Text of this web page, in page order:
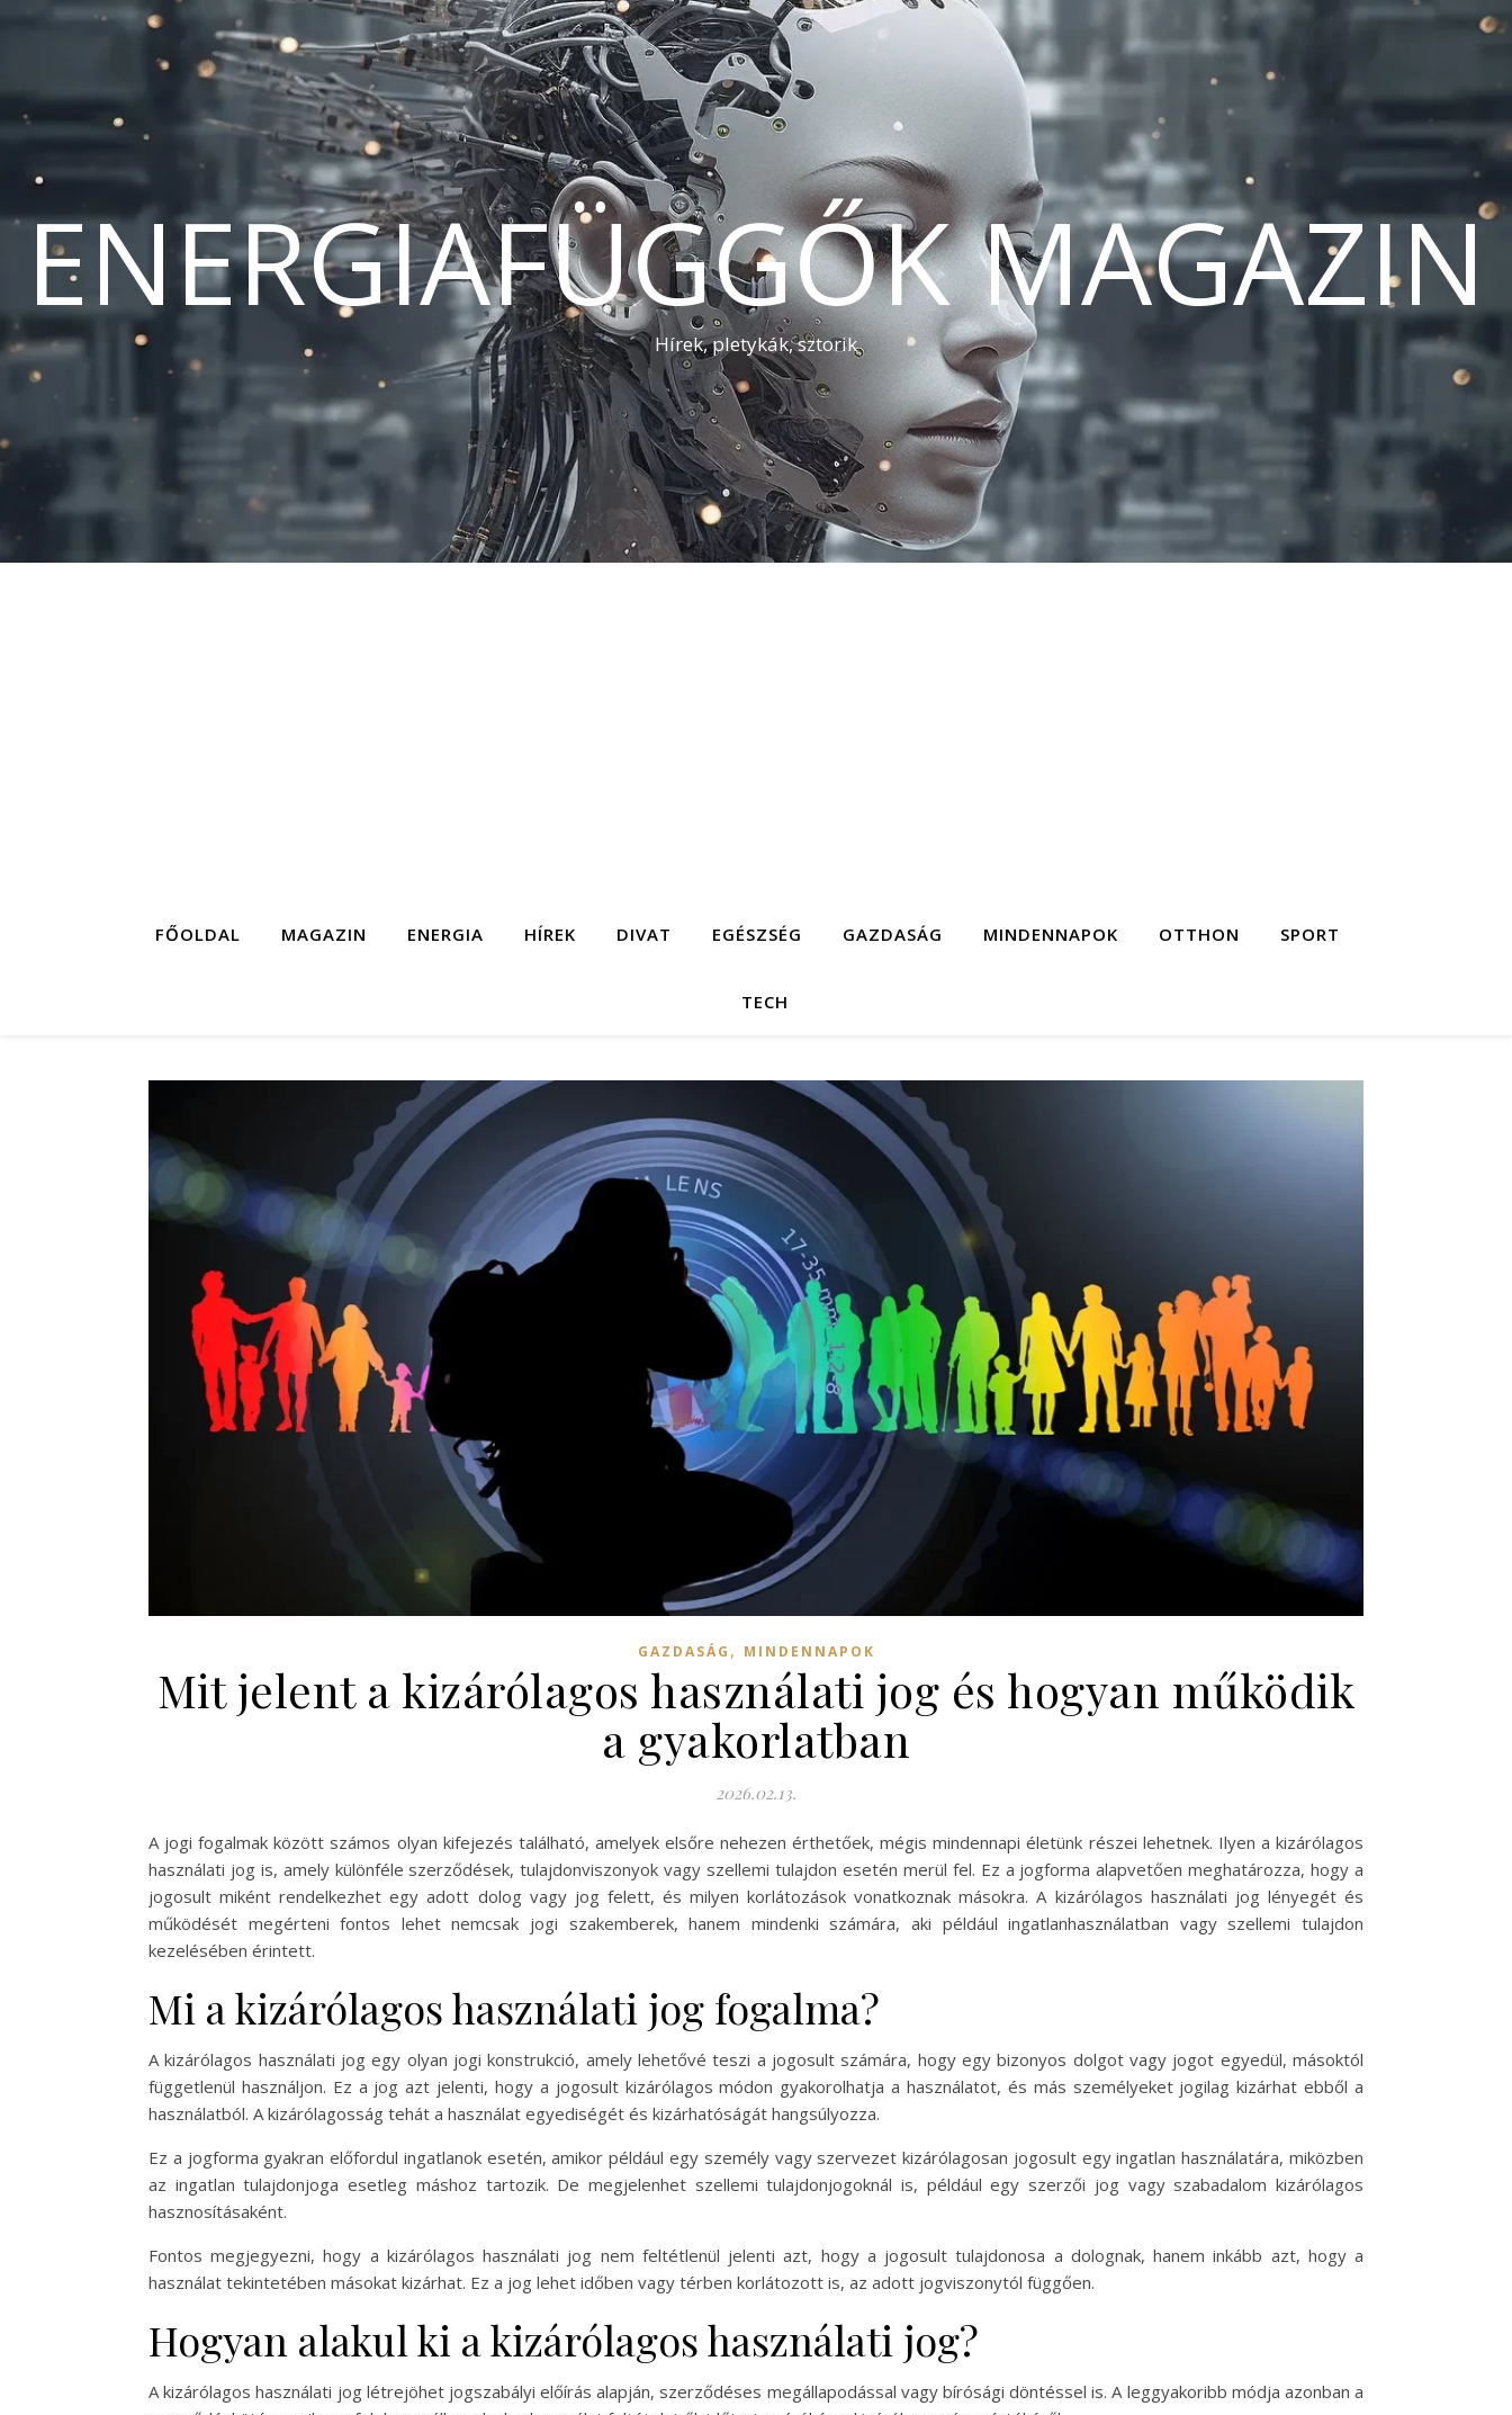
ENERGIAFÜGGŐK MAGAZIN
Hírek, pletykák, sztorik
FŐOLDAL MAGAZIN ENERGIA HÍREK DIVAT EGÉSZSÉG GAZDASÁG MINDENNAPOK OTTHON SPORT
TECH
GAZDASÁG , MINDENNAPOK
Mit jelent a kizárólagos használati jog és hogyan működik
a gyakorlatban
2026.02.13.
A jogi fogalmak között számos olyan kifejezés található, amelyek elsőre nehezen érthetőek, mégis mindennapi életünk részei lehetnek. Ilyen a kizárólagos
használati jog is, amely különféle szerződések, tulajdonviszonyok vagy szellemi tulajdon esetén merül fel. Ez a jogforma alapvetően meghatározza, hogy a
jogosult miként rendelkezhet egy adott dolog vagy jog felett, és milyen korlátozások vonatkoznak másokra. A kizárólagos használati jog lényegét és
működését megérteni fontos lehet nemcsak jogi szakemberek, hanem mindenki számára, aki például ingatlanhasználatban vagy szellemi tulajdon
kezelésében érintett.
Mi a kizárólagos használati jog fogalma?
A kizárólagos használati jog egy olyan jogi konstrukció, amely lehetővé teszi a jogosult számára, hogy egy bizonyos dolgot vagy jogot egyedül, másoktól
függetlenül használjon. Ez a jog azt jelenti, hogy a jogosult kizárólagos módon gyakorolhatja a használatot, és más személyeket jogilag kizárhat ebből a
használatból. A kizárólagosság tehát a használat egyediségét és kizárhatóságát hangsúlyozza.
Ez a jogforma gyakran előfordul ingatlanok esetén, amikor például egy személy vagy szervezet kizárólagosan jogosult egy ingatlan használatára, miközben
az ingatlan tulajdonjoga esetleg máshoz tartozik. De megjelenhet szellemi tulajdonjogoknál is, például egy szerzői jog vagy szabadalom kizárólagos
hasznosításaként.
Fontos megjegyezni, hogy a kizárólagos használati jog nem feltétlenül jelenti azt, hogy a jogosult tulajdonosa a dolognak, hanem inkább azt, hogy a
használat tekintetében másokat kizárhat. Ez a jog lehet időben vagy térben korlátozott is, az adott jogviszonytól függően.
Hogyan alakul ki a kizárólagos használati jog?
A kizárólagos használati jog létrejöhet jogszabályi előírás alapján, szerződéses megállapodással vagy bírósági döntéssel is. A leggyakoribb módja azonban a